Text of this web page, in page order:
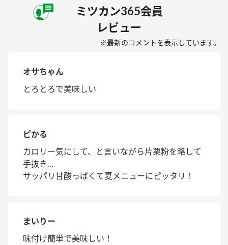
ミツカン365会員
レビュー
※最新のコメントを表示しています。
オサちゃん
とろとろで美味しい
ピかる
カロリー気にして、と言いながら片栗粉を略して
手抜き…
サッパリ甘酸っぱくて夏メニューにピッタリ！
まいりー
味付け簡単で美味しい！